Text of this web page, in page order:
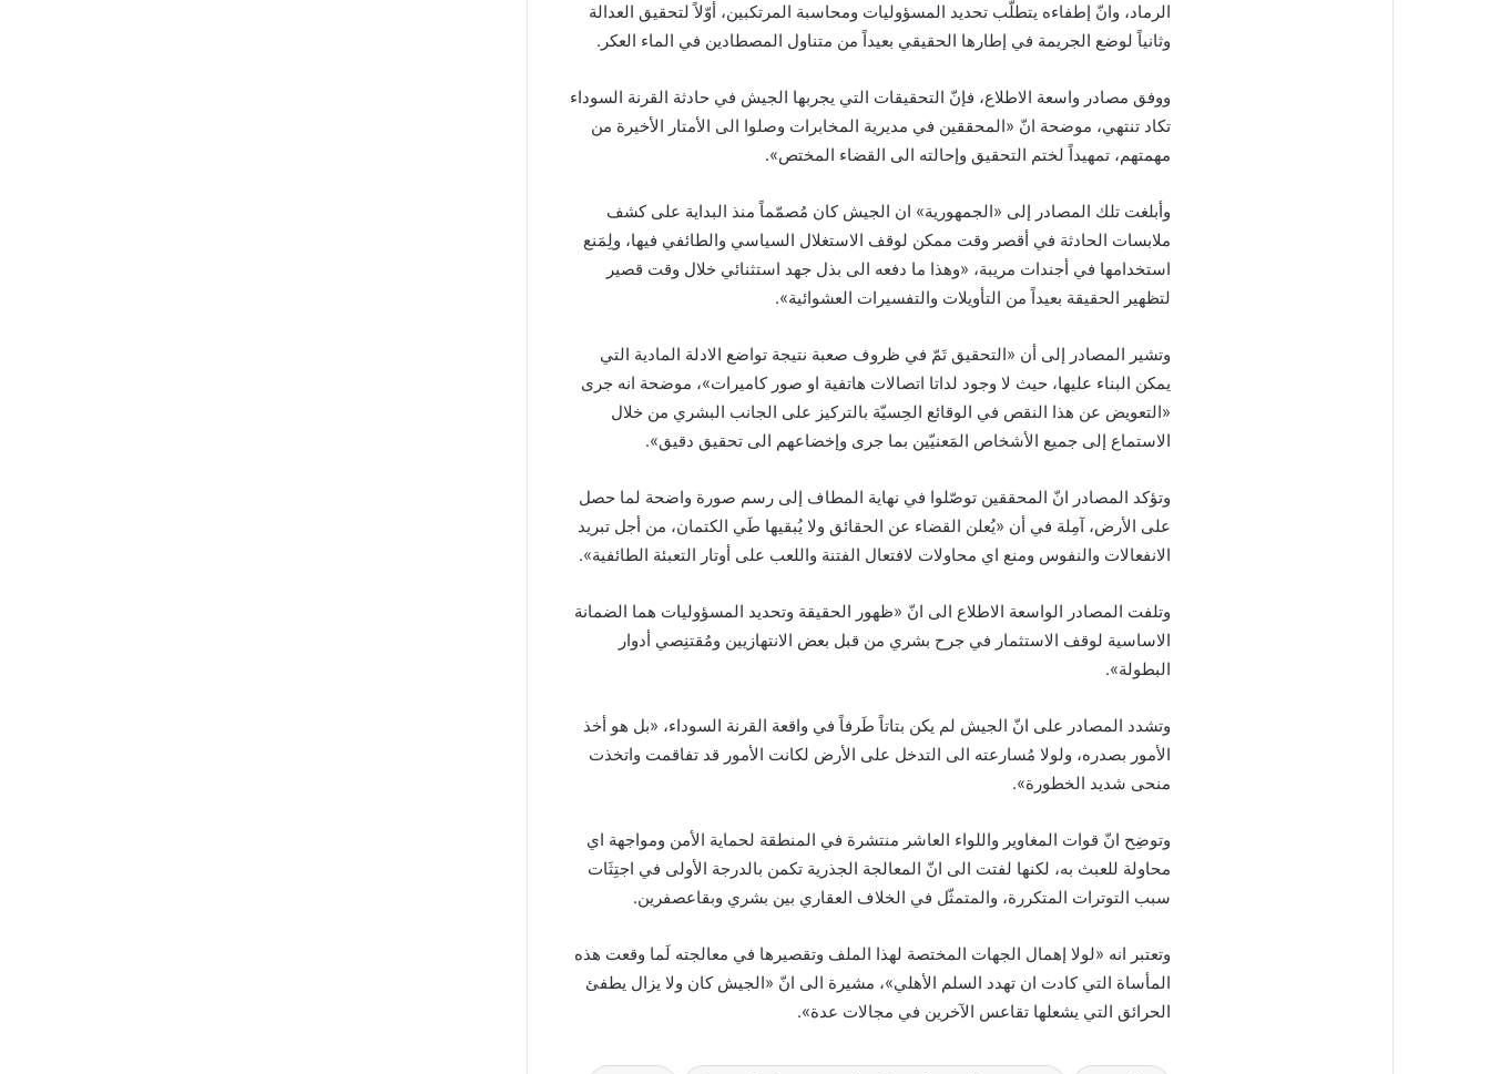
الرماد، وانّ إطفاءه يتطلّب تحديد المسؤوليات ومحاسبة المرتكبين، أوّلاً لتحقيق العدالة
وثانياً لوضع الجريمة في إطارها الحقيقي بعيداً من متناول المصطادين في الماء العكر.
ووفق مصادر واسعة الاطلاع، فإنّ التحقيقات التي يجربها الجيش في حادثة القرنة السوداء
تكاد تنتهي، موضحة انّ «المحققين في مديرية المخابرات وصلوا الى الأمتار الأخيرة من
مهمتهم، تمهيداً لختم التحقيق وإحالته الى القضاء المختص».
وأبلغت تلك المصادر إلى «الجمهورية» ان الجيش كان مُصمّماً منذ البداية على كشف
ملابسات الحادثة في أقصر وقت ممكن لوقف الاستغلال السياسي والطائفي فيها، ولِمَنع
استخدامها في أجندات مريبة، «وهذا ما دفعه الى بذل جهد استثنائي خلال وقت قصير
لتظهير الحقيقة بعيداً من التأويلات والتفسيرات العشوائية».
وتشير المصادر إلى أن «التحقيق تَمّ في ظروف صعبة نتيجة تواضع الادلة المادية التي
يمكن البناء عليها، حيث لا وجود لداتا اتصالات هاتفية او صور كاميرات»، موضحة انه جرى
«التعويض عن هذا النقص في الوقائع الحِسيّة بالتركيز على الجانب البشري من خلال
الاستماع إلى جميع الأشخاص المَعنيّين بما جرى وإخضاعهم الى تحقيق دقيق».
وتؤكد المصادر انّ المحققين توصّلوا في نهاية المطاف إلى رسم صورة واضحة لما حصل
على الأرض، آمِلة في أن «يُعلن القضاء عن الحقائق ولا يُبقيها طَي الكتمان، من أجل تبريد
الانفعالات والنفوس ومنع اي محاولات لافتعال الفتنة واللعب على أوتار التعبئة الطائفية».
وتلفت المصادر الواسعة الاطلاع الى انّ «ظهور الحقيقة وتحديد المسؤوليات هما الضمانة
الاساسية لوقف الاستثمار في جرح بشري من قبل بعض الانتهازيين ومُقتنِصي أدوار
البطولة».
وتشدد المصادر على انّ الجيش لم يكن بتاتاً طَرفاً في واقعة القرنة السوداء، «بل هو أخذ
الأمور بصدره، ولولا مُسارعته الى التدخل على الأرض لكانت الأمور قد تفاقمت واتخذت
منحى شديد الخطورة».
وتوضِح انّ قوات المغاوير واللواء العاشر منتشرة في المنطقة لحماية الأمن ومواجهة اي
محاولة للعبث به، لكنها لفتت الى انّ المعالجة الجذرية تكمن بالدرجة الأولى في اجتِثَات
سبب التوترات المتكررة، والمتمثّل في الخلاف العقاري بين بشري وبقاعصفرين.
وتعتبر انه «لولا إهمال الجهات المختصة لهذا الملف وتقصيرها في معالجته لَما وقعت هذه
المأساة التي كادت ان تهدد السلم الأهلي»، مشيرة الى انّ «الجيش كان ولا يزال يطفئ
الحرائق التي يشعلها تقاعس الآخرين في مجالات عدة».